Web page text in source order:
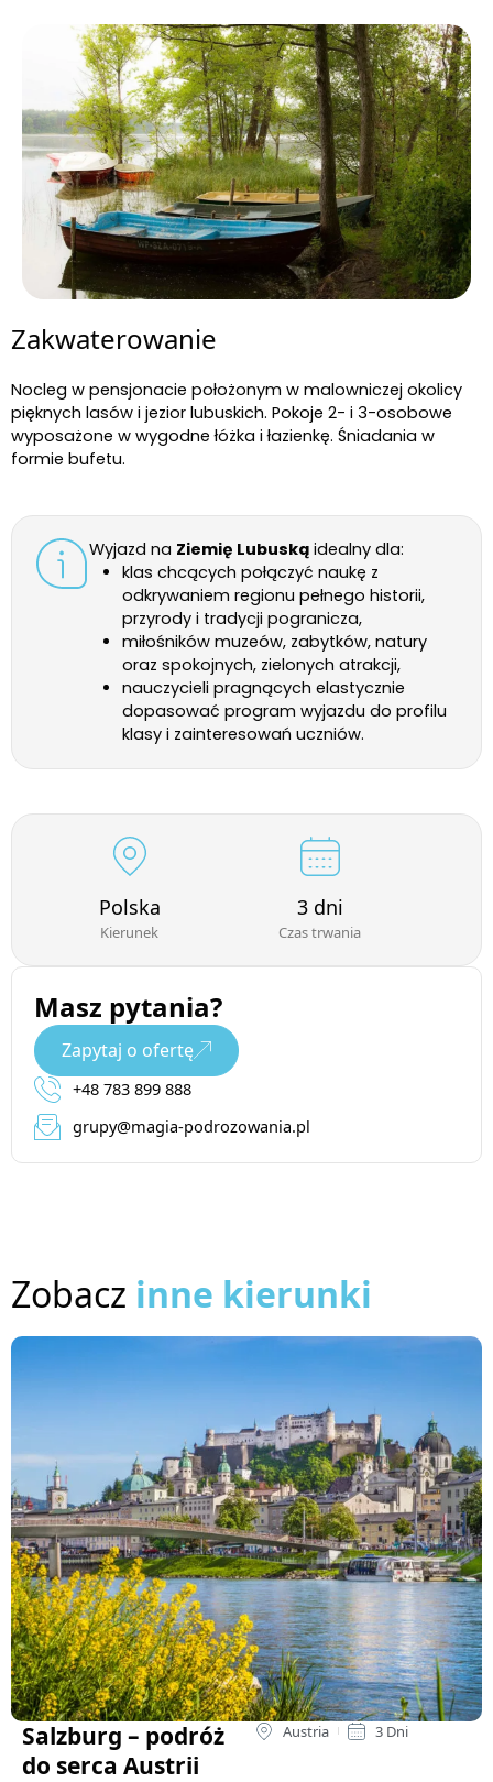
Zakwaterowanie
Nocleg w pensjonacie położonym w malowniczej okolicy
pięknych lasów i jezior lubuskich. Pokoje 2- i 3-osobowe
wyposażone w wygodne łóżka i łazienkę. Śniadania w
formie bufetu.
Wyjazd na Ziemię Lubuską idealny dla:
klas chcących połączyć naukę z
odkrywaniem regionu pełnego historii,
przyrody i tradycji pogranicza,
miłośników muzeów, zabytków, natury
oraz spokojnych, zielonych atrakcji,
nauczycieli pragnących elastycznie
dopasować program wyjazdu do profilu
klasy i zainteresowań uczniów.
Polska
Kierunek
3 dni
Czas trwania
Masz pytania?
Zapytaj o ofertę
+48 783 899 888
grupy@magia-podrozowania.pl
Zobacz inne kierunki
Salzburg – podróż
do serca Austrii
Austria 3 Dni